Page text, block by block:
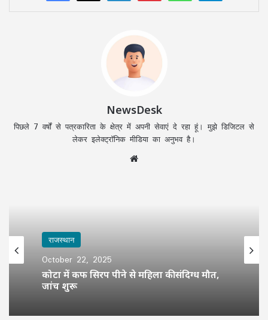
NewsDesk
पिछले 7 वर्षों से पत्रकारिता के क्षेत्र में अपनी सेवाएं दे रहा हूं। मुझे डिजिटल से
लेकर इलेक्ट्रॉनिक मीडिया का अनुभव है।
राजस्थान
October 22, 2025
कोटा में कफ सिरप पीने से महिला की संदिग्ध मौत,
जांच शुरू